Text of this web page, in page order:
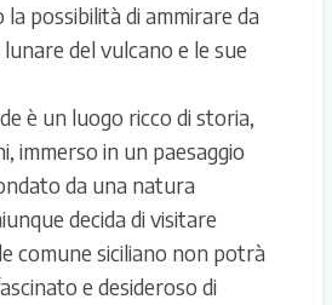
possibilità di ammirare da
del vulcano e le sue
è un luogo ricco di storia,
immerso in un paesaggio
da una natura
decida di visitare
comune siciliano non potrà
e desideroso di